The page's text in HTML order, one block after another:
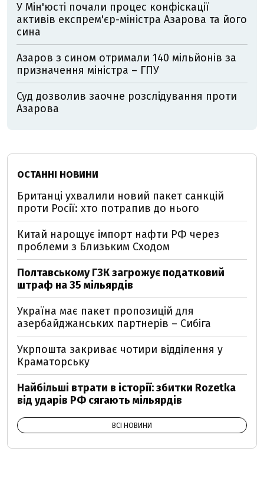
У Мін'юсті почали процес конфіскації
активів експрем'єр-міністра Азарова та його
сина
Азаров з сином отримали 140 мільйонів за
призначення міністра – ГПУ
Суд дозволив заочне розслідування проти
Азарова
ОСТАННІ НОВИНИ
Британці ухвалили новий пакет санкцій
проти Росії: хто потрапив до нього
Китай нарощує імпорт нафти РФ через
проблеми з Близьким Сходом
Полтавському ГЗК загрожує податковий
штраф на 35 мільярдів
Україна має пакет пропозицій для
азербайджанських партнерів – Сибіга
Укрпошта закриває чотири відділення у
Краматорську
Найбільші втрати в історії: збитки Rozetka
від ударів РФ сягають мільярдів
ВСІ НОВИНИ